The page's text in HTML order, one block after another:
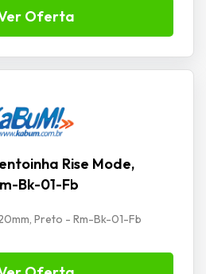
Oferta
Rise Mode,
Bk-01-Fb
Preto - Rm-Bk-01-Fb